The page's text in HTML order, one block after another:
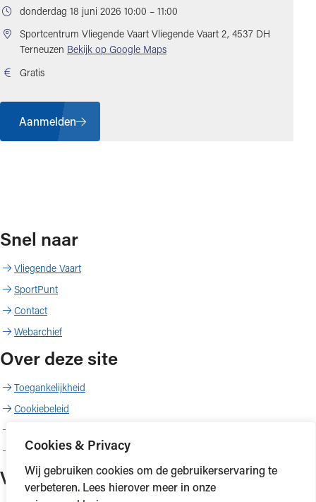
Cookies & Privacy
Wij gebruiken cookies om de gebruikerservaring te
verbeteren. Lees hierover meer in onze
donderdag 18 juni 2026 10:00 – 11:00
Sportcentrum Vliegende Vaart Vliegende Vaart 2, 4537 DH
Terneuzen Bekijk op Google Maps(opent in nieuw tabblad)
Gratis
Aanmelden
Snel naar
Vliegende Vaart
SportPunt
Contact
Webarchief
Over deze site
Toegankelijkheid
Cookiebeleid
Copyright
Volg ons